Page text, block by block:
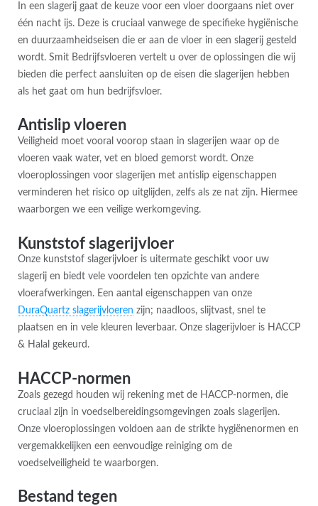
In een slagerij gaat de keuze voor een vloer doorgaans niet over
één nacht ijs. Deze is cruciaal vanwege de specifieke hygiënische
en duurzaamheidseisen die er aan de vloer in een slagerij gesteld
wordt. Smit Bedrijfsvloeren vertelt u over de oplossingen die wij
bieden die perfect aansluiten op de eisen die slagerijen hebben
als het gaat om hun bedrijfsvloer.
Antislip vloeren
Veiligheid moet vooral voorop staan in slagerijen waar op de
vloeren vaak water, vet en bloed gemorst wordt. Onze
vloeroplossingen voor slagerijen met antislip eigenschappen
verminderen het risico op uitglijden, zelfs als ze nat zijn. Hiermee
waarborgen we een veilige werkomgeving.
Kunststof slagerijvloer
Onze kunststof slagerijvloer is uitermate geschikt voor uw
slagerij en biedt vele voordelen ten opzichte van andere
vloerafwerkingen. Een aantal eigenschappen van onze
DuraQuartz slagerijvloeren zijn; naadloos, slijtvast, snel te
plaatsen en in vele kleuren leverbaar. Onze slagerijvloer is HACCP
& Halal gekeurd.
HACCP-normen
Zoals gezegd houden wij rekening met de HACCP-normen, die
cruciaal zijn in voedselbereidingsomgevingen zoals slagerijen.
Onze vloeroplossingen voldoen aan de strikte hygiënenormen en
vergemakkelijken een eenvoudige reiniging om de
voedselveiligheid te waarborgen.
Bestand tegen